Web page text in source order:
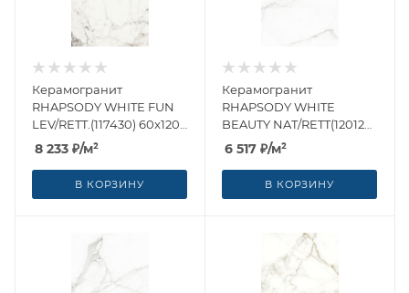
Керамогранит
RHAPSODY WHITE FUN
LEV/RETT.(117430) 60x120
от Naxos Ceramica
(Италия)
8 233 ₽/м²
В КОРЗИНУ
Керамогранит
RHAPSODY WHITE
BEAUTY NAT/RETT(120126)
60x120 от Naxos Ceramica
(Италия)
6 517 ₽/м²
В КОРЗИНУ